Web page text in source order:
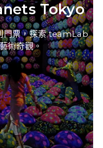
Tokyo
門票，探索 teamLab
術奇觀。